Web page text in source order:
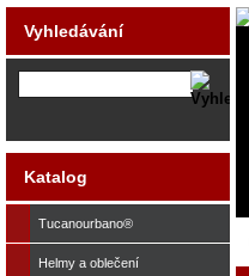
Vyhledávání
Katalog
Tucanourbano®
Helmy a oblečení